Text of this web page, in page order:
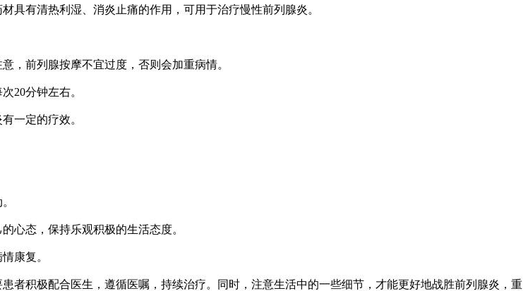
具有清热利湿、消炎止痛的作用，可用于治疗慢性前列腺炎。
，前列腺按摩不宜过度，否则会加重病情。
20分钟左右。
一定的疗效。
心态，保持乐观积极的生活态度。
康复。
者积极配合医生，遵循医嘱，持续治疗。同时，注意生活中的一些细节，才能更好地战胜前列腺炎，重